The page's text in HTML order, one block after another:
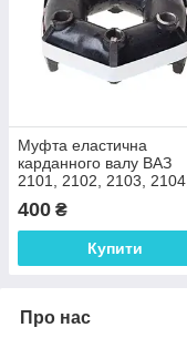
Муфта еластична
карданного валу ВАЗ
2101, 2102, 2103, 2104,
400 ₴
Купити
Про нас